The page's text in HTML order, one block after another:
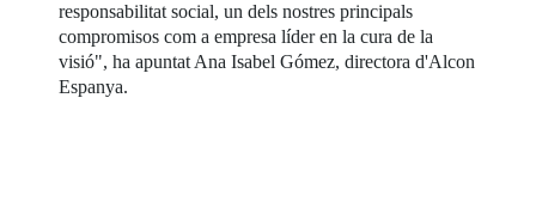
responsabilitat social, un dels nostres principals
compromisos com a empresa líder en la cura de la
visió", ha apuntat Ana Isabel Gómez, directora d'Alcon
Espanya.